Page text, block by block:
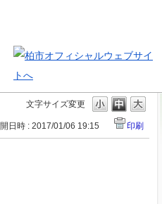
文字サイズ変更
日時 : 2017/01/06 19:15 印刷